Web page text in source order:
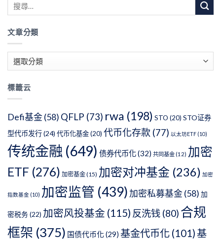
文章分類
章
類
標籤云
Defi基金(58) QFLP (73) rwa (198) STO (20) STO证券
型代币发行(24) 代币化基金(20) 代币化存款 (77) 以太坊ETF (10)
传统金融 (649) 债券代币化(32) 共同基金 (12) 加密
ETF (276) 加密基金(15) 加密对冲基金 (236) 加密
指数基金 (10) 加密监管 (439) 加密私募基金(58) 加
密税务 (22) 加密风投基金 (115) 反洗钱 (80) 合规
框架 (375) 国债代币化(29) 基金代币化 (101) 基